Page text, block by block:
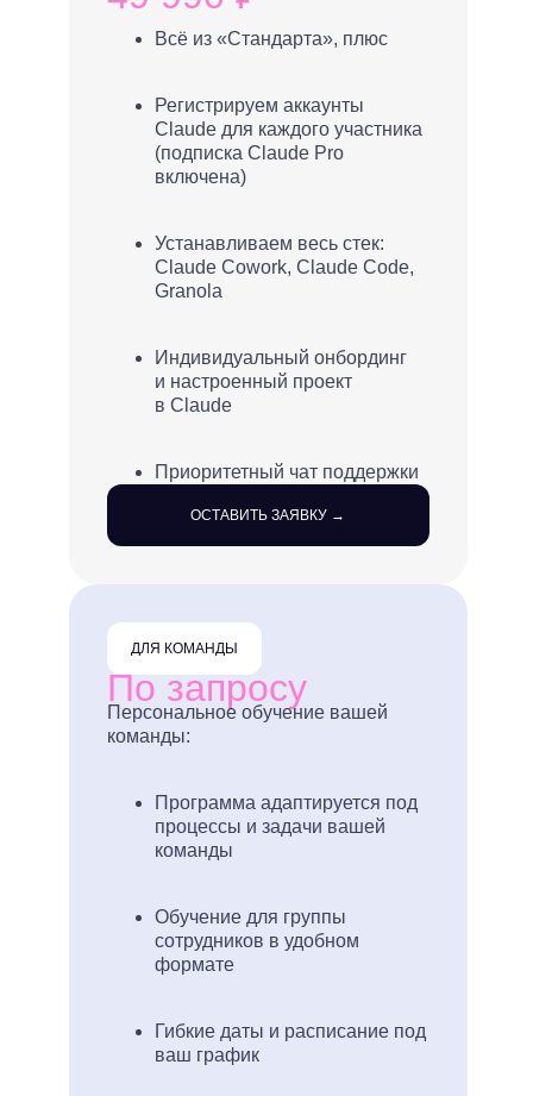
Всё из «Стандарта», плюс
Регистрируем аккаунты
Claude для каждого участника
(подписка Claude Pro
включена)
Устанавливаем весь стек:
Claude Cowork, Claude Code,
Granola
Индивидуальный онбординг
и настроенный проект
в Claude
Приоритетный чат поддержки
ОСТАВИТЬ ЗАЯВКУ →
ДЛЯ КОМАНДЫ
По запросу
Персональное обучение вашей
команды:
Программа адаптируется под
процессы и задачи вашей
команды
Обучение для группы
сотрудников в удобном
формате
Гибкие даты и расписание под
ваш график